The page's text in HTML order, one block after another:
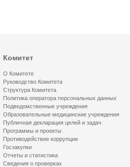
Комитет
О Комитете
Руководство Комитета
Структура Комитета
Политика оператора персональных данных
Подведомственные учреждения
Образовательные медицинские учреждения
Публичная декларация целей и задач
Программы и проекты
Противодействие коррупции
Госзакупки
Отчеты и статистика
Сведения о проверках